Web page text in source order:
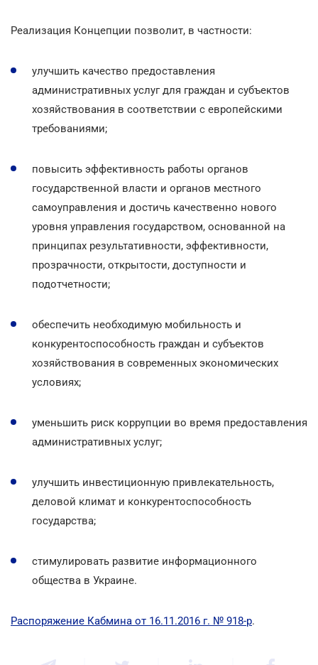
Реализация Концепции позволит, в частности:
улучшить качество предоставления
административных услуг для граждан и субъектов
хозяйствования в соответствии с европейскими
требованиями;
повысить эффективность работы органов
государственной власти и органов местного
самоуправления и достичь качественно нового
уровня управления государством, основанной на
принципах результативности, эффективности,
прозрачности, открытости, доступности и
подотчетности;
обеспечить необходимую мобильность и
конкурентоспособность граждан и субъектов
хозяйствования в современных экономических
условиях;
уменьшить риск коррупции во время предоставления
административных услуг;
улучшить инвестиционную привлекательность,
деловой климат и конкурентоспособность
государства;
стимулировать развитие информационного
общества в Украине.
Распоряжение Кабмина от 16.11.2016 г. № 918-р.